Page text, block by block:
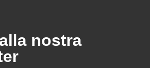
nostra